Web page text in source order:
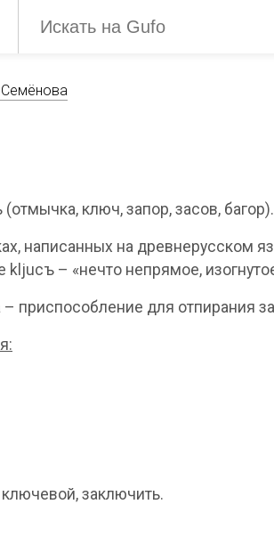
Семёнова
ключ, запор, засов, багор).
написанных на древнерусском
– «нечто непрямое,
приспособление для отпирания
заключить.